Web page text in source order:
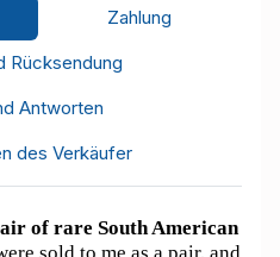
Zahlung
Rücksendung
Antworten
des Verkäufer
of rare South American
sold to me as a pair, and